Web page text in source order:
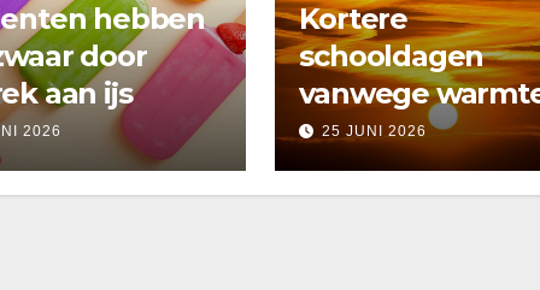
hebben
door
aan ijs
2026
Kortere
schooldagen
vanwege
25 JUNI 2026